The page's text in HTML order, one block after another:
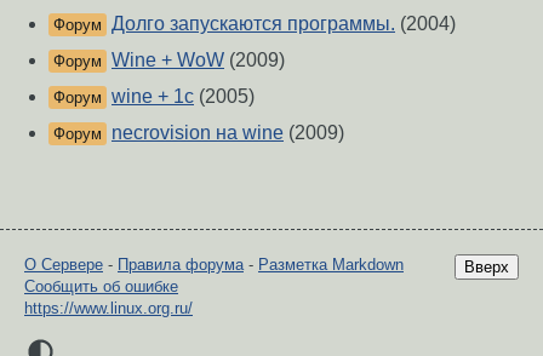
Форум Долго запускаются программы. (2004)
Форум Wine + WoW (2009)
Форум wine + 1c (2005)
Форум necrovision на wine (2009)
Вверх
О Сервере - Правила форума- Разметка Markdown
Сообщить об ошибке
https://www.linux.org.ru/